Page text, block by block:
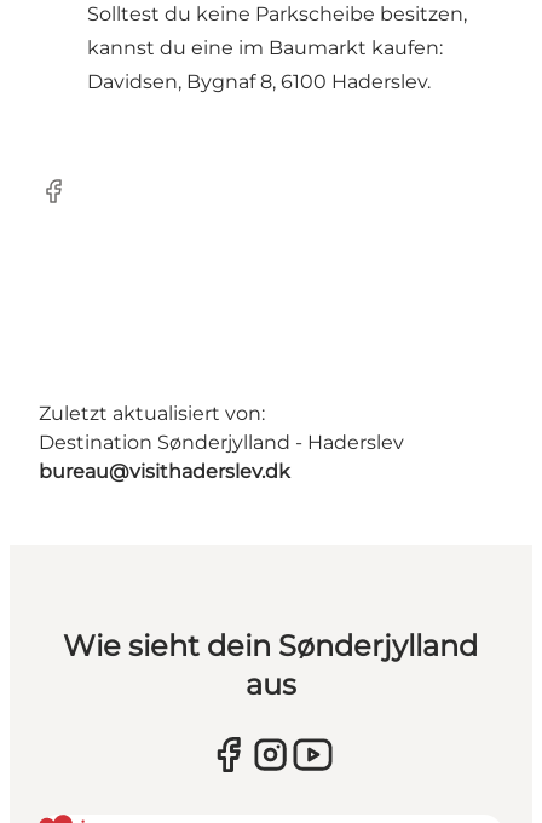
Solltest du keine Parkscheibe besitzen,
kannst du eine im Baumarkt kaufen:
Davidsen, Bygnaf 8, 6100 Haderslev.
Facebook
Zuletzt aktualisiert von:
Destination Sønderjylland - Haderslev
bureau@visithaderslev.dk
Wie sieht dein Sønderjylland
aus